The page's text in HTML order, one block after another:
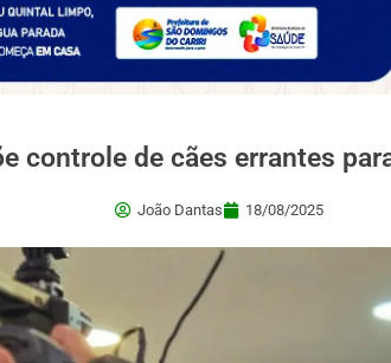
controle de cães errantes
João Dantas 18/08/2025